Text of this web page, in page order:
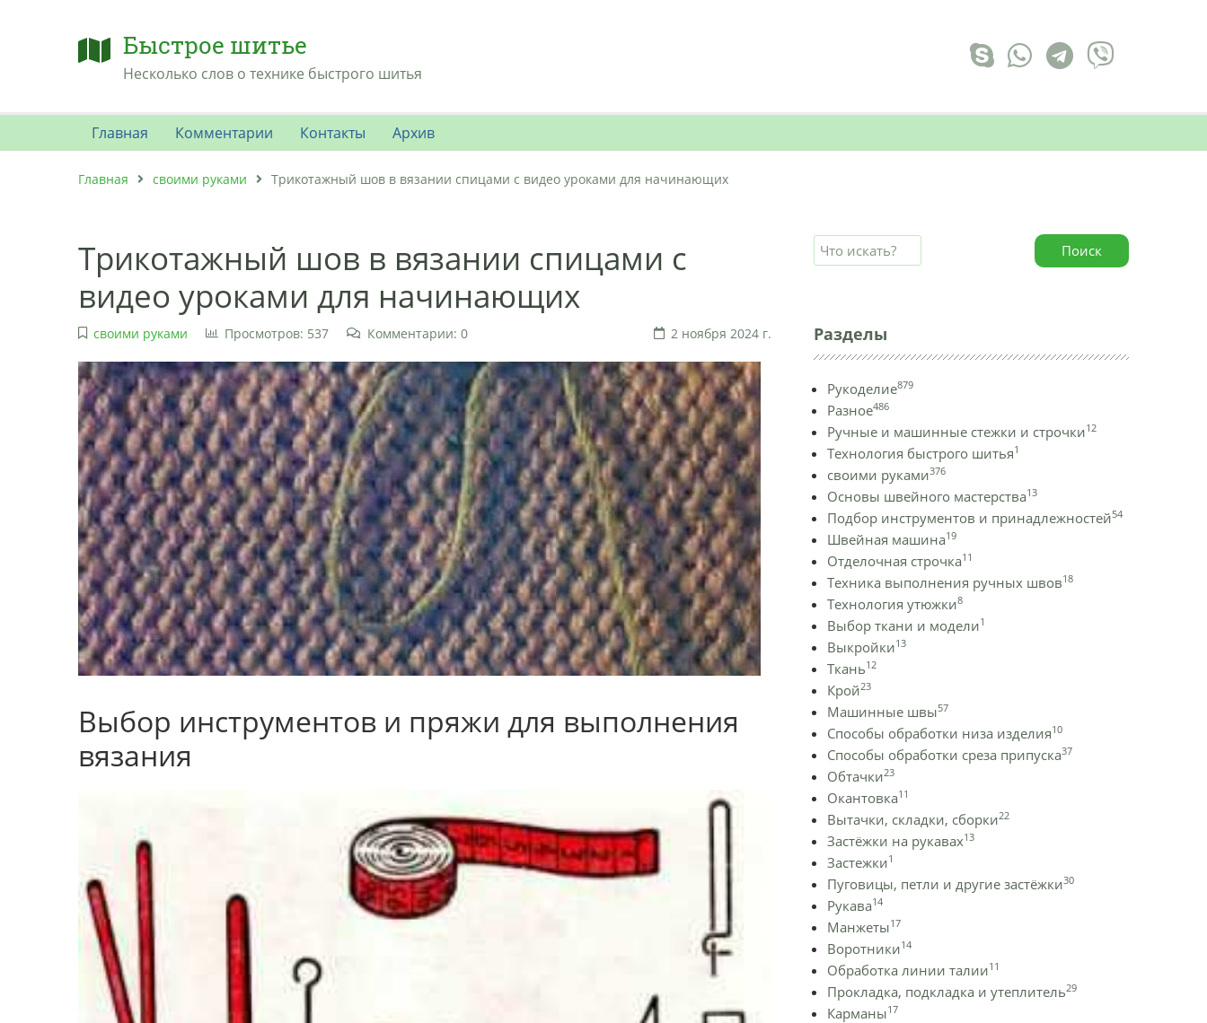
Быстрое шитье
Несколько слов о технике быстрого шитья
Главная Комментарии Контакты Архив
Главная своими руками Трикотажный шов в вязании спицами с видео уроками для начинающих
Трикотажный шов в вязании спицами с
видео уроками для начинающих
своими руками Просмотров: 537 Комментарии: 0 2 ноября 2024 г.
Выбор инструментов и пряжи для выполнения
вязания
Поиск
Разделы
Рукоделие879
Разное486
Ручные и машинные стежки и строчки12
Технология быстрого шитья1
своими руками376
Основы швейного мастерства13
Подбор инструментов и принадлежностей54
Швейная машина19
Отделочная строчка11
Техника выполнения ручных швов18
Технология утюжки8
Выбор ткани и модели1
Выкройки13
Ткань12
Крой23
Машинные швы57
Способы обработки низа изделия10
Способы обработки среза припуска37
Обтачки23
Окантовка11
Вытачки, складки, сборки22
Застёжки на рукавах13
Застежки1
Пуговицы, петли и другие застёжки30
Рукава14
Манжеты17
Воротники14
Обработка линии талии11
Прокладка, подкладка и утеплитель29
Карманы17